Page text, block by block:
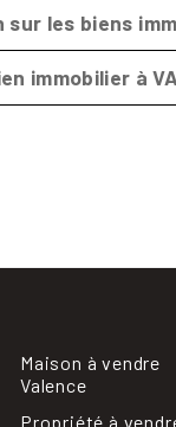
les biens
immobilier à
Maison à vendre
Valence
Propriété à